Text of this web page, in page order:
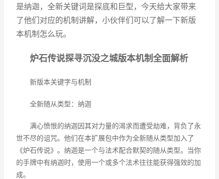
是纳迦， 全新关键词是探底和 巨型，今天给大家带来
了他们对应的机制讲解，小伙伴们可以了解一下新版
本机制怎么玩。
炉石传说探寻沉没之城版本机制全面解析
新版本关键字与机制
全新随从类型：纳迦
满心愤恨的纳迦因其对力量的渴求而遭受劫难，背负了永
世不尽的诅咒。他们在本扩展包中作为全新随从类型加入了
《炉石传说》。纳迦是一个与法术配合默契的随从类型。当你
的手牌中有纳迦时，使用一个或多个法术往往能获得强效的加
成。